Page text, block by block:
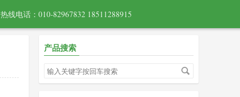
热线电话：010-82967832 18511288915
产品搜索